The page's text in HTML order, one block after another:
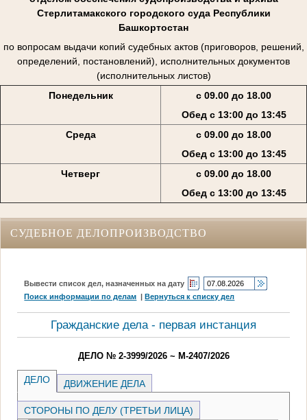
Стерлитамакского городского суда Республики
Башкортостан
по вопросам выдачи копий судебных актов (приговоров, решений,
определений, постановлений), исполнительных документов
(исполнительных листов)
Понедельник
с 09.00 до 18.00
Обед с 13:00 до 13:45
Среда
с 09.00 до 18.00
Обед с 13:00 до 13:45
Четверг
с 09.00 до 18.00
Обед с 13:00 до 13:45
СУДЕБНОЕ ДЕЛОПРОИЗВОДСТВО
Вывести список дел, назначенных на дату
Поиск информации по делам |Вернуться к списку дел
Гражданские дела - первая инстанция
ДЕЛО № 2-3999/2026 ~ М-2407/2026
ДЕЛО ДВИЖЕНИЕ ДЕЛА
СТОРОНЫ ПО ДЕЛУ (ТРЕТЬИ ЛИЦА)